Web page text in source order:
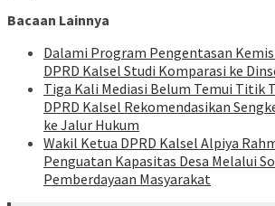
Bacaan Lainnya
Dalami Program Pengentasan
DPRD Kalsel Studi Komparasi ke
Tiga Kali Mediasi Belum Temui Titik
DPRD Kalsel Rekomendasikan
ke Jalur Hukum
Wakil Ketua DPRD Kalsel Alpiya
Penguatan Kapasitas Desa Melalui
Pemberdayaan Masyarakat